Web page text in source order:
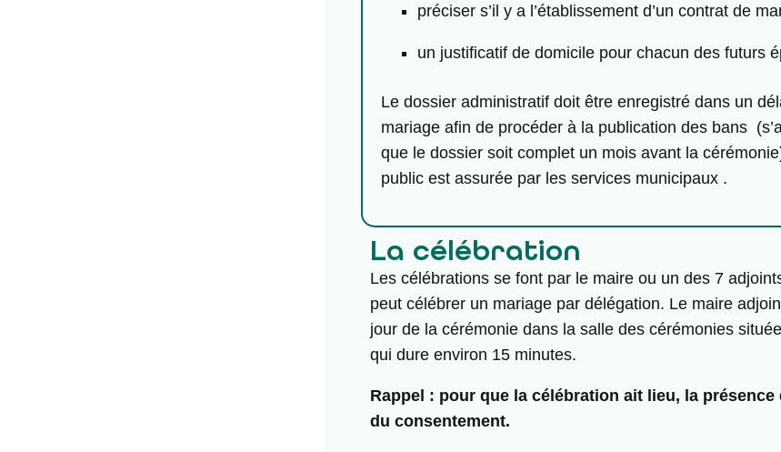
préciser s’il y a l’établissement d’un contrat de
un justificatif de domicile pour chacun des futurs
Le dossier administratif doit être enregistré dans un
mariage afin de procéder à la publication des bans
que le dossier soit complet un mois avant la
public est assurée par les services municipaux .
La célébration
Les célébrations se font par le maire ou un des 7
peut célébrer un mariage par délégation. Le maire
jour de la cérémonie dans la salle des cérémonies
qui dure environ 15 minutes.
Rappel : pour que la célébration ait lieu, la
du consentement.